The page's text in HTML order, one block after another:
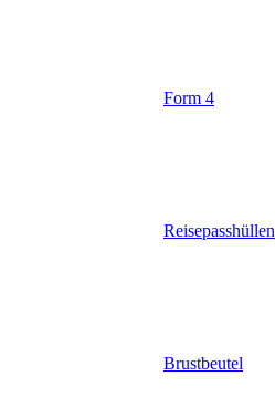
Form 4
Reisepasshüllen
Brustbeutel